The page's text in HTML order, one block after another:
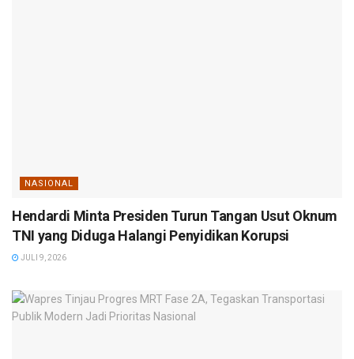
NASIONAL
Hendardi Minta Presiden Turun Tangan Usut Oknum
TNI yang Diduga Halangi Penyidikan Korupsi
JULI 9, 2026